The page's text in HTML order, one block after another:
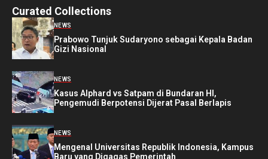
Curated Collections
NEWS
Prabowo Tunjuk Sudaryono sebagai Kepala Badan
Gizi Nasional
NEWS
Kasus Alphard vs Satpam di Bundaran HI,
Pengemudi Berpotensi Dijerat Pasal Berlapis
NEWS
Mengenal Universitas Republik Indonesia, Kampus
Baru yang Digagas Pemerintah